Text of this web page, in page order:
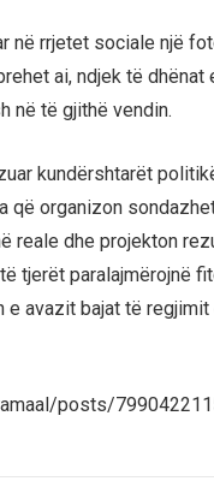
në rrjetet sociale një
ai, ndjek të
në të gjithë vendin.
kundërshtarët
që organizon
reale dhe projekton
tjerët paralajmërojnë
avazit bajat të
posts/